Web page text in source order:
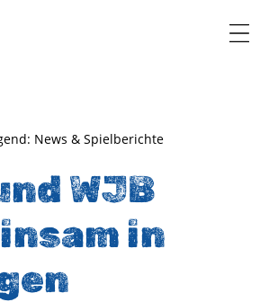
News & Spielberichte
WJB
in